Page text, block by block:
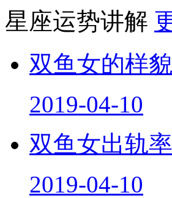
星座运势讲解
双鱼女的样
2019-04-10
双鱼女出轨率
2019-04-10